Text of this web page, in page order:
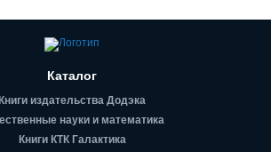
Каталог
Книги издательства Додэка
науки и математика
Книги КТК Галактика